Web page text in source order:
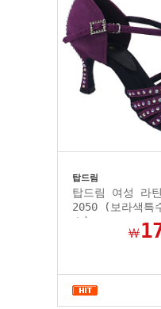
탑드림
탑드림 여성 라
2050 (보라색특
스)
￦